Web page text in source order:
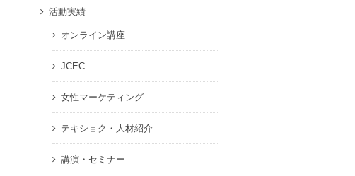
活動実績
オンライン講座
JCEC
女性マーケティング
テキショク・人材紹介
講演・セミナー